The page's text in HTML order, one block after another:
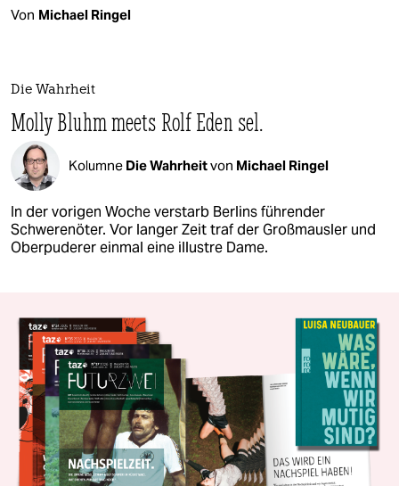
Von Michael Ringel
Die Wahrheit
Molly Bluhm meets Rolf Eden sel.
Kolumne Die Wahrheitvon Michael Ringel
In der vorigen Woche verstarb Berlins führender
Schwerenöter. Vor langer Zeit traf der Großmausler und
Oberpuderer einmal eine illustre Dame.